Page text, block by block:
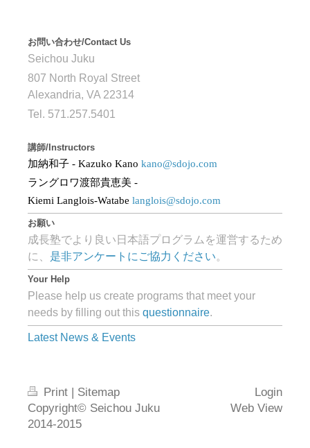
お問い合わせ/Contact Us
Seichou Juku
807 North Royal Street
Alexandria, VA 22314
Tel. 571.257.5401
講師/Instructors
加納和子 - Kazuko Kano kano@sdojo.com
ラングロワ渡部貴恵美 -
Kiemi Langlois-Watabe langlois@sdojo.com
お願い
成長塾でより良い日本語プログラムを運営するため
に、 是非アンケートにご協力ください。
Your Help
Please help us create programs that meet your
needs by filling out this questionnaire.
Latest News & Events
Print
Sitemap
Copyright© Seichou Juku
2014-2015
Login
Web View